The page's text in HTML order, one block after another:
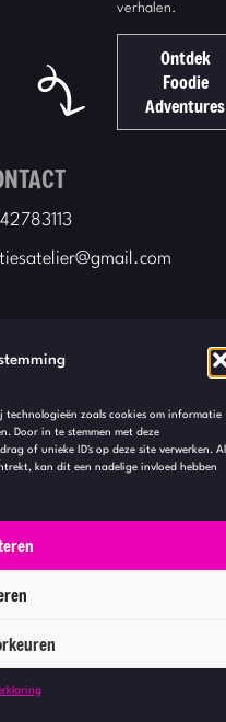
technologieën zoals cookies om informatie
Door in te stemmen met deze
of unieke ID's op deze site verwerken.
kan dit een nadelige invloed hebben
verhalen.
Ontdek
Foodie
Adventures
Verzendbeleid